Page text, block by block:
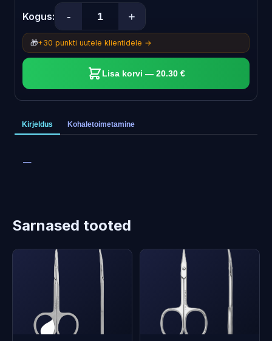
Kogus: - +
🎁+30 punkti uutele klientidele →
Lisa korvi — 20.30 €
Kirjeldus Kohaletoimetamine
—
Sarnased tooted